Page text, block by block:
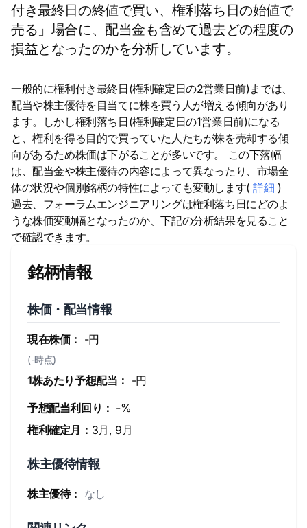
付き最終日の終値で買い、権利落ち日の始値で
売る」場合に、配当金も含めて過去どの程度の
損益となったのかを分析しています。
一般的に権利付き最終日(権利確定日の2営業日前)までは、
配当や株主優待を目当てに株を買う人が増える傾向があり
ます。しかし権利落ち日(権利確定日の1営業日前)になる
と、権利を得る目的で買っていた人たちが株を売却する傾
向があるため株価は下がることが多いです。 この下落幅
は、配当金や株主優待の内容によって異なったり、市場全
体の状況や個別銘柄の特性によっても変動します(詳細 )
過去、フォーラムエンジニアリングは権利落ち日にどのよ
うな株価変動幅となったのか、下記の分析結果を見ること
で確認できます。
銘柄情報
株価・配当情報
現在株価： -円
(-時点)
1株あたり予想配当： -円
予想配当利回り： -%
権利確定月： 3月, 9月
株主優待情報
株主優待： なし